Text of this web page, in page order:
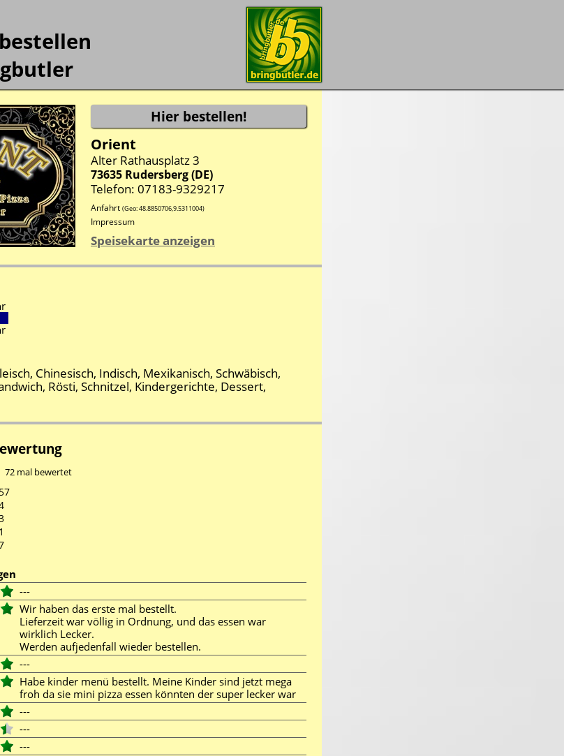
Orient
Alter Rathausplatz 3
73635 Rudersberg(DE)
Telefon: 07183-9329217
Anfahrt (Geo:48.8850706,9.5311004)
Impressum
Speisekarte anzeigen
Chinesisch, Indisch, Mexikanisch, Schwäbisch,
Rösti, Schnitzel, Kindergerichte, Dessert,
72 mal bewertet
57
1
---
Wir haben das erste mal bestellt.
Lieferzeit war völlig in Ordnung, und das essen war
wirklich Lecker.
Werden aufjedenfall wieder bestellen.
---
Habe kinder menü bestellt. Meine Kinder sind jetzt mega
froh da sie mini pizza essen könnten der super lecker war
---
---
---